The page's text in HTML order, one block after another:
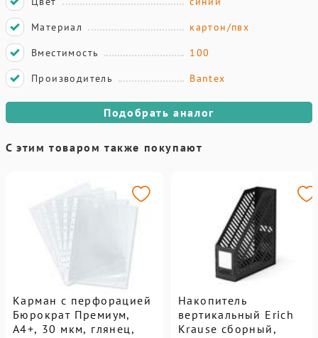
Материал
картон/пвх
Вместимость
100
Производитель
Bantex
Подобрать аналог
С этим товаром также покупают
Карман с перфорацией
Бюрократ Премиум,
А4+, 30 мкм, глянец,
Накопитель
вертикальный Erich
Krause сборный,